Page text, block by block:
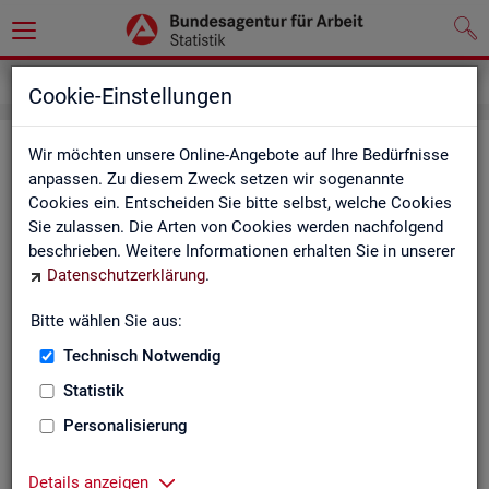
Cookie-Einstellungen
Wir möchten unsere Online-Angebote auf Ihre Bedürfnisse
anpassen. Zu diesem Zweck setzen wir sogenannte
Cookies ein. Entscheiden Sie bitte selbst, welche Cookies
Sie zulassen. Die Arten von Cookies werden nachfolgend
beschrieben. Weitere Informationen erhalten Sie in unserer
Datenschutzerklärung.
Bitte wählen Sie aus:
Technisch Notwendig
Statistik
Personalisierung
Details anzeigen
Kon­takt
Nut­zen Sie die Mög­lich­keit mit uns in Kon­takt zu tre­ten!
Sie haben Fra­gen zum An­ge­bot?
Sie be­nö­ti­gen auf Ihre Fra­ge­stel­lung zu­ge­schnit­te­ne Son­der­
Ihr Sta­tis­tik-Ser­vice hilft Ihnen wei­ter!
Zen­tra­ler Sta­tis­tik-Ser­vice